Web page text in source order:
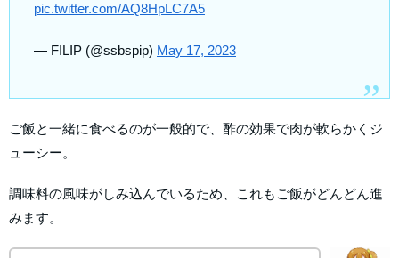
pic.twitter.com/AQ8HpLC7A5
— FILIP (@ssbspip) May 17, 2023
ご飯と一緒に食べるのが一般的で、酢の効果で肉が軟らかくジ
ューシー。
調味料の風味がしみ込んでいるため、これもご飯がどんどん進
みます。